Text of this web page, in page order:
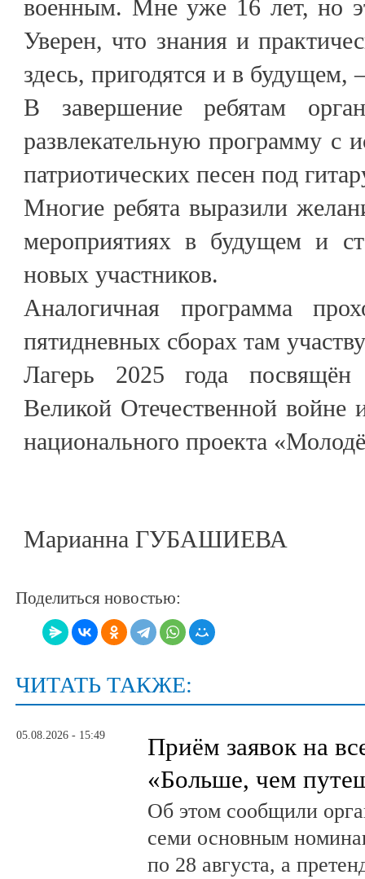
военным. Мне уже 16 лет, но
Уверен, что знания и
здесь, пригодятся и в будущем,
В завершение ребятам
развлекательную программу с
патриотических песен под
Многие ребята выразили
мероприятиях в будущем и
новых участников.
Аналогичная программа
пятидневных сборах там
Лагерь 2025 года
Великой Отечественной войне
национального проекта
Марианна ГУБАШИЕВА
Поделиться новостью:
ЧИТАТЬ ТАКЖЕ:
05.08.2026 - 15:49
Приём заявок на
«Больше, чем
Об этом сообщили
семи основным
по 28 августа, а